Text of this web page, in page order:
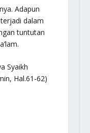
Adapun
dalam
tuntutan
Syaikh
Hal.61-62)